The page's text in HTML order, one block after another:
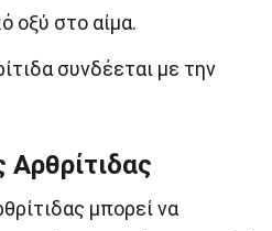
οξύ στο αίμα.
συνδέεται με την
μπορεί να